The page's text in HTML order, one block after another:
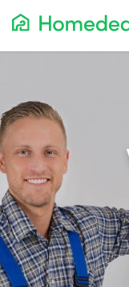
Asbest
Dakbedekking
Dakkapel
Glas
Isolatie
Kozijnen